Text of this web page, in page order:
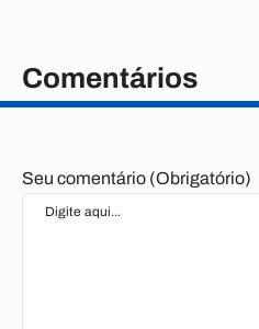
Comentários
Seu comentário (Obrigatório)